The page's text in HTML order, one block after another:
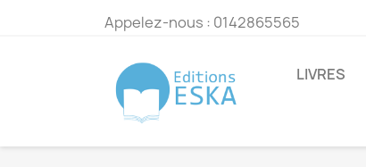
Appelez-nous : 0142865565
LIVRES